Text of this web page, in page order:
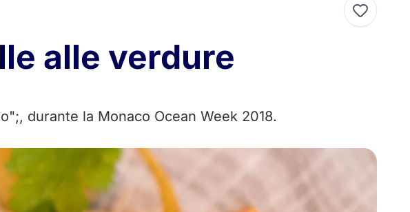
alle verdure
durante la Monaco Ocean Week 2018.